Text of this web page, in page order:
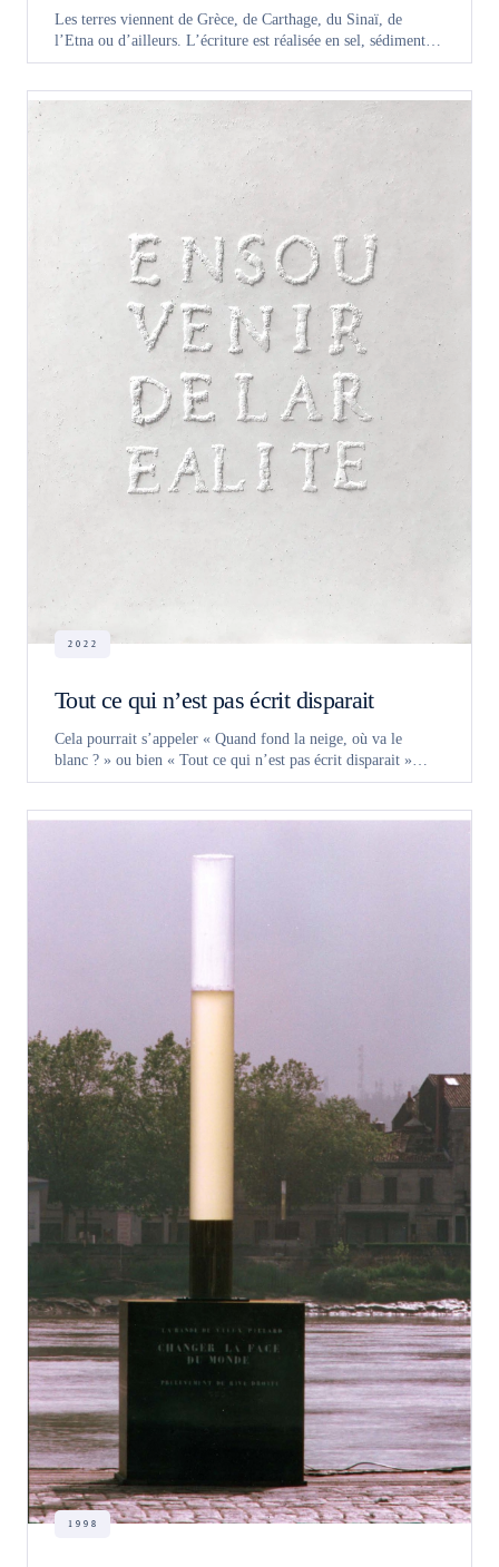
Les terres viennent de Grèce, de Carthage, du Sinaï, de
l’Etna ou d’ailleurs. L’écriture est réalisée en sel, sédiment…
2022
Tout ce qui n’est pas écrit disparait
Cela pourrait s’appeler « Quand fond la neige, où va le
blanc ? » ou bien « Tout ce qui n’est pas écrit disparait »…
1998